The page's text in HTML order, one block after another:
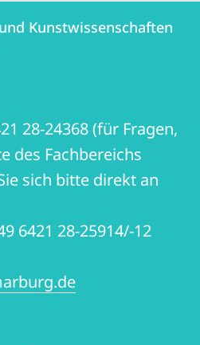
Kunstwissenschaften
28-24368 (für Fragen,
des Fachbereichs
sich bitte direkt an
6421 28-25914/-12